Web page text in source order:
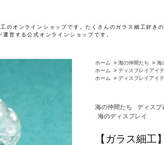
オンラインショップです。たくさんのガラス細工好き
運営する公式オンラインショップです。
ホーム > 海の仲間たち > 海
ホーム
> ディスプレイアイ
ホーム
> ディスプレイアイ
海の仲間たち ディスプ
海のディスプレイ
【ガラス細工